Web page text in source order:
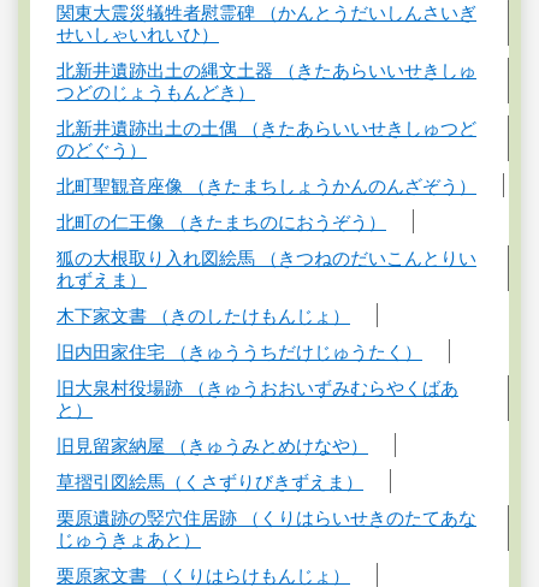
関東大震災犠牲者慰霊碑 （かんとうだいしんさいぎ
せいしゃいれいひ）
北新井遺跡出土の縄文土器 （きたあらいいせきしゅ
つどのじょうもんどき）
北新井遺跡出土の土偶 （きたあらいいせきしゅつど
のどぐう）
北町聖観音座像 （きたまちしょうかんのんざぞう）
北町の仁王像 （きたまちのにおうぞう）
狐の大根取り入れ図絵馬 （きつねのだいこんとりい
れずえま）
木下家文書 （きのしたけもんじょ）
旧内田家住宅 （きゅううちだけじゅうたく）
旧大泉村役場跡 （きゅうおおいずみむらやくばあ
と）
旧見留家納屋 （きゅうみとめけなや）
草摺引図絵馬（くさずりびきずえま）
栗原遺跡の竪穴住居跡 （くりはらいせきのたてあな
じゅうきょあと）
栗原家文書 （くりはらけもんじょ）